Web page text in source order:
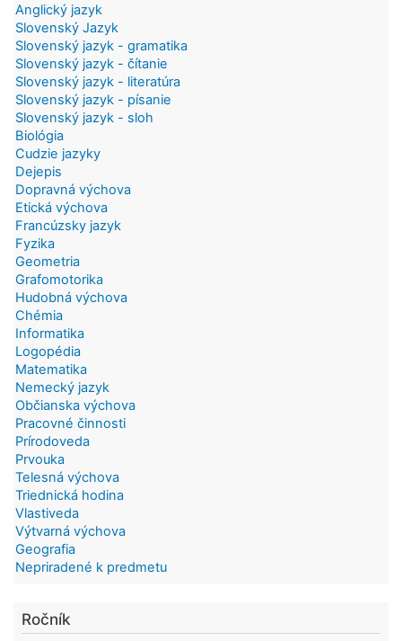
Anglický jazyk
Slovenský Jazyk
Slovenský jazyk - gramatika
Slovenský jazyk - čítanie
Slovenský jazyk - literatúra
Slovenský jazyk - písanie
Slovenský jazyk - sloh
Biológia
Cudzie jazyky
Dejepis
Dopravná výchova
Etická výchova
Francúzsky jazyk
Fyzika
Geometria
Grafomotorika
Hudobná výchova
Chémia
Informatika
Logopédia
Matematika
Nemecký jazyk
Občianska výchova
Pracovné činnosti
Prírodoveda
Prvouka
Telesná výchova
Triednická hodina
Vlastiveda
Výtvarná výchova
Geografia
Nepriradené k predmetu
Ročník